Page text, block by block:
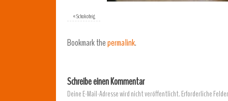
«Schokoteig
Bookmark thepermalink.
Schreibe einen Kommentar
Deine E-Mail-Adresse wird nicht veröffentlicht.Erforderliche